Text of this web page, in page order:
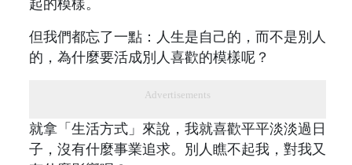
起的模樣。
但我們都忘了一點：人生是自己的，而不是別人
的，為什麼要活成別人喜歡的模樣呢？
Advertisements
就拿「生活方式」來說，我就喜歡平平淡淡過日
子，沒有什麼事業追求。別人瞧不起我，對我又